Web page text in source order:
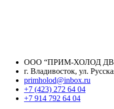
ООО “ПРИМ-ХОЛОД
г. Владивосток, ул.
primholod@inbox.ru
+7 (423) 272 64 04
+7 914 792 64 04